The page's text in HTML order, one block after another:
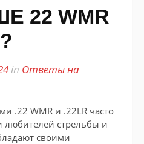
22 WMR
in Ответы на
.22 WMR и .22LR часто
любителей стрельбы и
своими